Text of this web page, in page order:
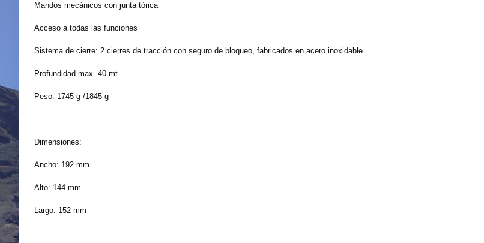
Mandos mecánicos con junta tórica
Acceso a todas las funciones
Sistema de cierre: 2 cierres de tracción con seguro de bloqueo, fabricados en acero inoxidable
Profundidad max. 40 mt.
Peso: 1745 g /1845 g
Dimensiones:
Ancho: 192 mm
Alto: 144 mm
Largo: 152 mm